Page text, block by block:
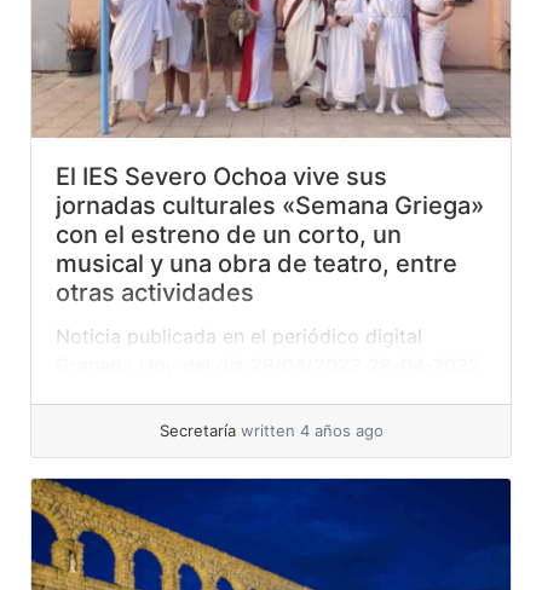
El IES Severo Ochoa vive sus
jornadas culturales «Semana Griega»
con el estreno de un corto, un
musical y una obra de teatro, entre
otras actividades
Noticia publicada en el periódico digital
pizarra y tiza. Hace falta el calor que moldea
el meta, yunque y martillo. Esfuerzo sostenido
para mantener la atención de los chavales y
motivarles. Y a veces ese trabajo lleva a darle
la vuelta... »read more
Secretaría written 4 años ago